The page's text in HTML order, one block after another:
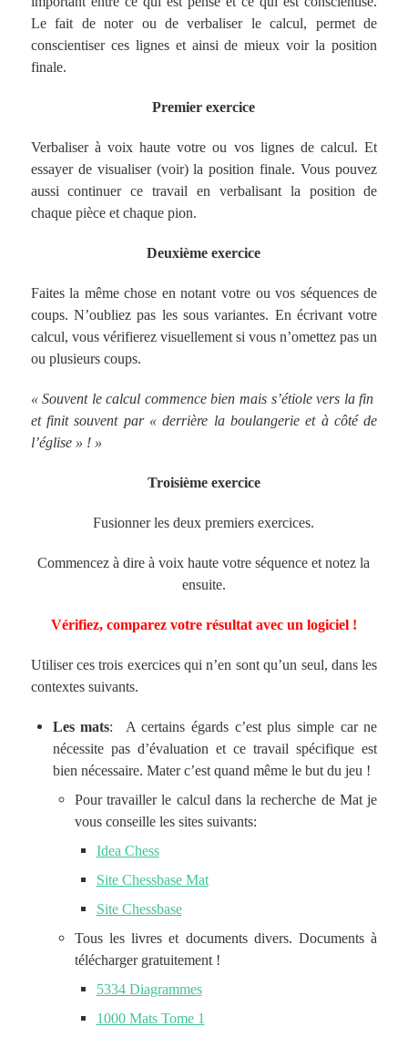
Le fait de noter ou de verbaliser le calcul, permet de
conscientiser ces lignes et ainsi de mieux voir la position
finale.
Premier exercice
Verbaliser à voix haute votre ou vos lignes de calcul. Et
essayer de visualiser (voir) la position finale. Vous pouvez
aussi continuer ce travail en verbalisant la position de
chaque pièce et chaque pion.
Deuxième exercice
Faites la même chose en notant votre ou vos séquences de
coups. N’oubliez pas les sous variantes. En écrivant votre
calcul, vous vérifierez visuellement si vous n’omettez pas un
ou plusieurs coups.
« Souvent le calcul commence bien mais s’étiole vers la fin
et finit souvent par « derrière la boulangerie et à côté de
l’église » ! »
Troisième exercice
Fusionner les deux premiers exercices.
Commencez à dire à voix haute votre séquence et notez la
ensuite.
Vérifiez, comparez votre résultat avec un logiciel !
Utiliser ces trois exercices qui n’en sont qu’un seul, dans les
contextes suivants.
Les mats: A certains égards c’est plus simple car ne
nécessite pas d’évaluation et ce travail spécifique est
bien nécessaire. Mater c’est quand même le but du jeu !
Pour travailler le calcul dans la recherche de Mat je
vous conseille les sites suivants:
Idea Chess
Site Chessbase Mat
Site Chessbase
Tous les livres et documents divers. Documents à
télécharger gratuitement !
5334 Diagrammes
1000 Mats Tome 1